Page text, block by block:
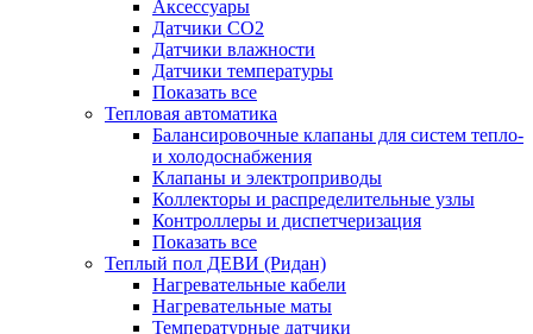
Аксессуары
Датчики CO2
Датчики влажности
Датчики температуры
Показать все
Тепловая автоматика
Балансировочные клапаны для систем тепло-
и холодоснабжения
Клапаны и электроприводы
Коллекторы и распределительные узлы
Контроллеры и диспетчеризация
Показать все
Теплый пол ДЕВИ (Ридан)
Нагревательные кабели
Нагревательные маты
Температурные датчики